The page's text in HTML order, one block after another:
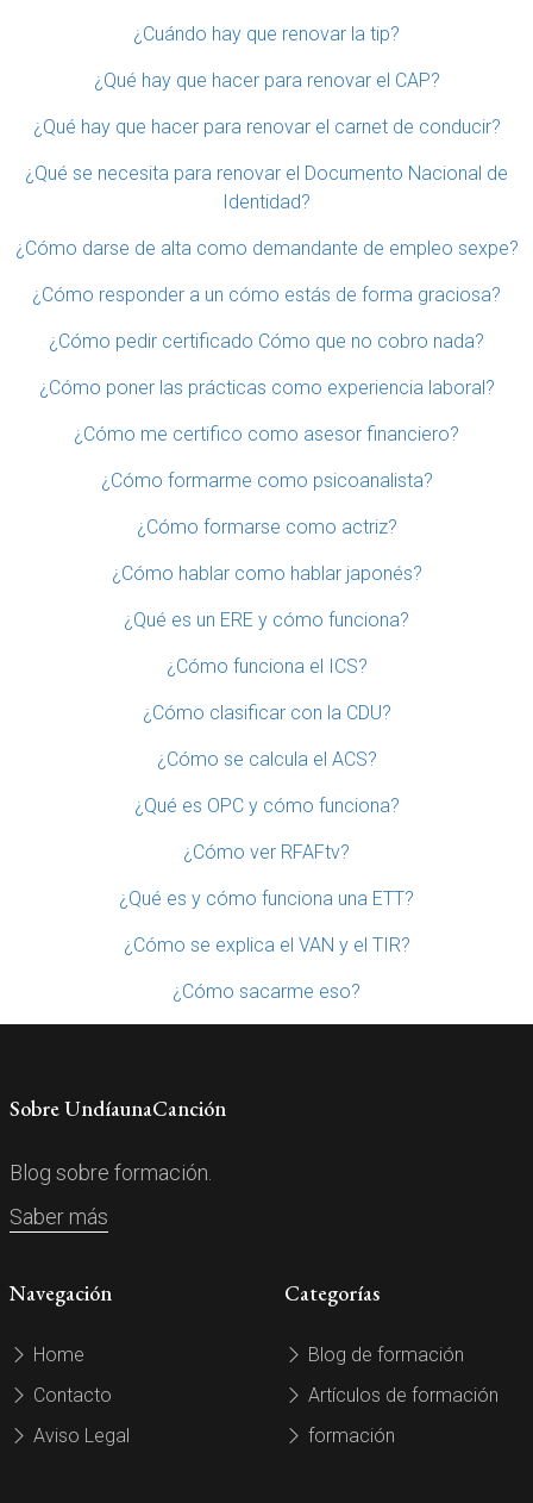
¿Cuándo hay que renovar la tip?
¿Qué hay que hacer para renovar el CAP?
¿Qué hay que hacer para renovar el carnet de conducir?
¿Qué se necesita para renovar el Documento Nacional de
Identidad?
¿Cómo darse de alta como demandante de empleo sexpe?
¿Cómo responder a un cómo estás de forma graciosa?
¿Cómo pedir certificado Cómo que no cobro nada?
¿Cómo poner las prácticas como experiencia laboral?
¿Cómo me certifico como asesor financiero?
¿Cómo formarme como psicoanalista?
¿Cómo formarse como actriz?
¿Cómo hablar como hablar japonés?
¿Qué es un ERE y cómo funciona?
¿Cómo funciona el ICS?
¿Cómo clasificar con la CDU?
¿Cómo se calcula el ACS?
¿Qué es OPC y cómo funciona?
¿Cómo ver RFAFtv?
¿Qué es y cómo funciona una ETT?
¿Cómo se explica el VAN y el TIR?
¿Cómo sacarme eso?
Sobre UndíaunaCanción
Blog sobre formación.
Saber más
Navegación
Home
Contacto
Aviso Legal
Categorías
Blog de formación
Artículos de formación
formación